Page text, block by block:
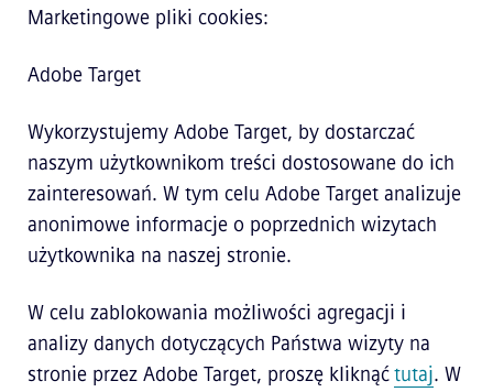
Marketingowe pliki cookies:
Adobe Target
Wykorzystujemy Adobe Target, by dostarczać
naszym użytkownikom treści dostosowane do ich
zainteresowań. W tym celu Adobe Target analizuje
anonimowe informacje o poprzednich wizytach
użytkownika na naszej stronie.
W celu zablokowania możliwości agregacji i
analizy danych dotyczących Państwa wizyty na
stronie przez Adobe Target, proszę kliknąćtutaj. W